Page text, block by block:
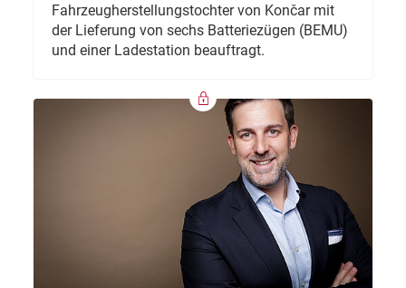
Fahrzeugherstellungstochter von Končar mit
der Lieferung von sechs Batteriezügen (BEMU)
und einer Ladestation beauftragt.